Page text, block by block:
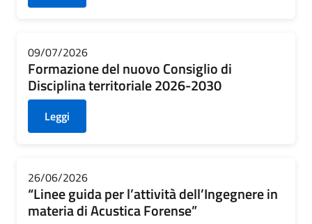
09/07/2026
Formazione del nuovo Consiglio di
Disciplina territoriale 2026-2030
Leggi
26/06/2026
“Linee guida per l’attività dell’Ingegnere in
materia di Acustica Forense”